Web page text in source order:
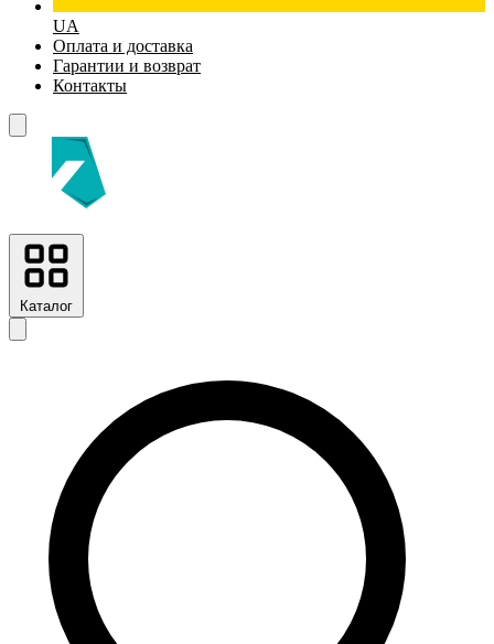
UA
Оплата и доставка
Гарантии и возврат
Контакты
Каталог